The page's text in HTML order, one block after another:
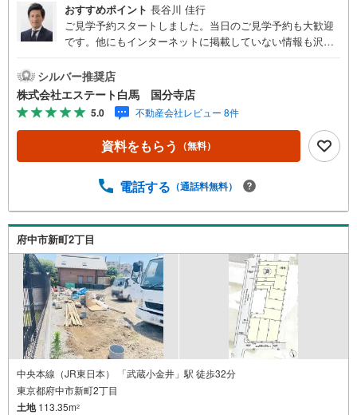
おすすめポイント 長谷川 佳行
ご見学予約スタートしました。当日のご見学予約も大歓迎
です。他にもインターネットに掲載していない情報も沢山
産キャンペーン対象店舗。当店で物件を成約するとPayPay
ボーナスをプレゼント！「資料をもらう」「見学予約をす
る」ボタンからお問い合わせください。【営業時間 9時30
分～18時30分】（年中無休）・人気物件には特に問い合わ
せが集中するため、お早めにお電話ください。「室内・現
地を見学する」ボタンよりご予約いただくとご見学がスム
イナンシャルプランナーへの無料個別ライフプラン相談サ
おむつ替えベッド、アンパンマンジュースなどを完備して
おりますので、お子様連れでもお気軽にお越し下さい。
シルバー推奨店
株式会社エステート白馬 国分寺店
5.0 不動産会社レビュー 8件
資料をもらう （無料）
電話する （通話料無料）
府中市新町2丁目
中央本線（JR東日本） 「武蔵小金井」駅 徒歩32分
東京都府中市新町2丁目
土地113.35m2